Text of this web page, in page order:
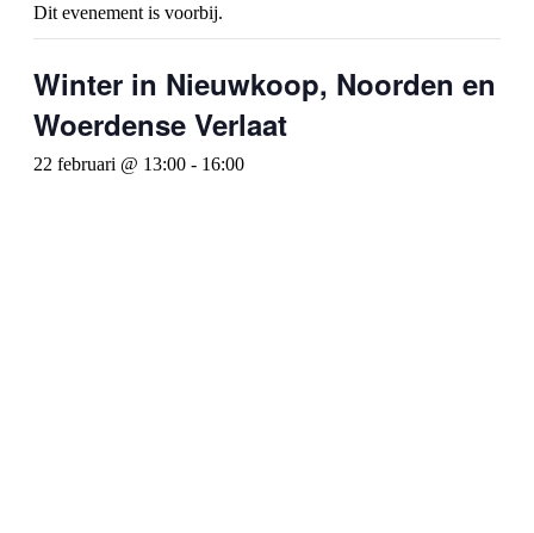
Dit evenement is voorbij.
Winter in Nieuwkoop, Noorden en
Woerdense Verlaat
22 februari @ 13:00 - 16:00